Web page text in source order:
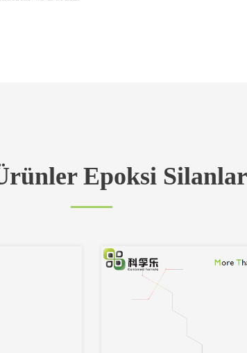
Epoksi Silanlar